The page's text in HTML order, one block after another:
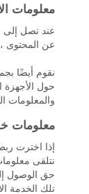
معلومات
عند تصل إلى
عن المحتوى
حول الأجهزة
والمعلومات
معلومات
نتلقى
حق الوصول
تلك الخدمة